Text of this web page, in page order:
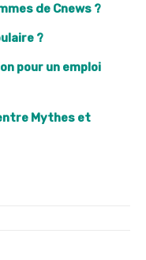
de Cnews ?
?
pour un emploi
Mythes et